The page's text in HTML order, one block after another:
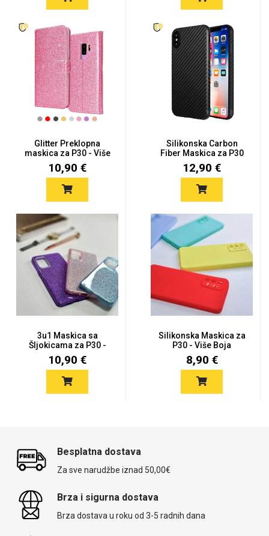
Glitter Preklopna
maskica za P30 - Više
boja
10,90 €
Silikonska Carbon
Fiber Maskica za P30
12,90 €
3u1 Maskica sa
Šljokicama za P30 -
Više boja
10,90 €
Silikonska Maskica za
P30 - Više Boja
8,90 €
Besplatna dostava
Za sve narudžbe iznad 50,00€
Brza i sigurna dostava
Brza dostava u roku od 3-5 radnih dana